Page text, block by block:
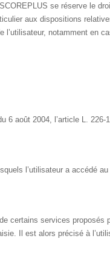
se réserve le
aux dispositions
notamment en
6 août 2004, l’article L.
l’utilisateur a accédé
certains services proposés
Il est alors précisé à